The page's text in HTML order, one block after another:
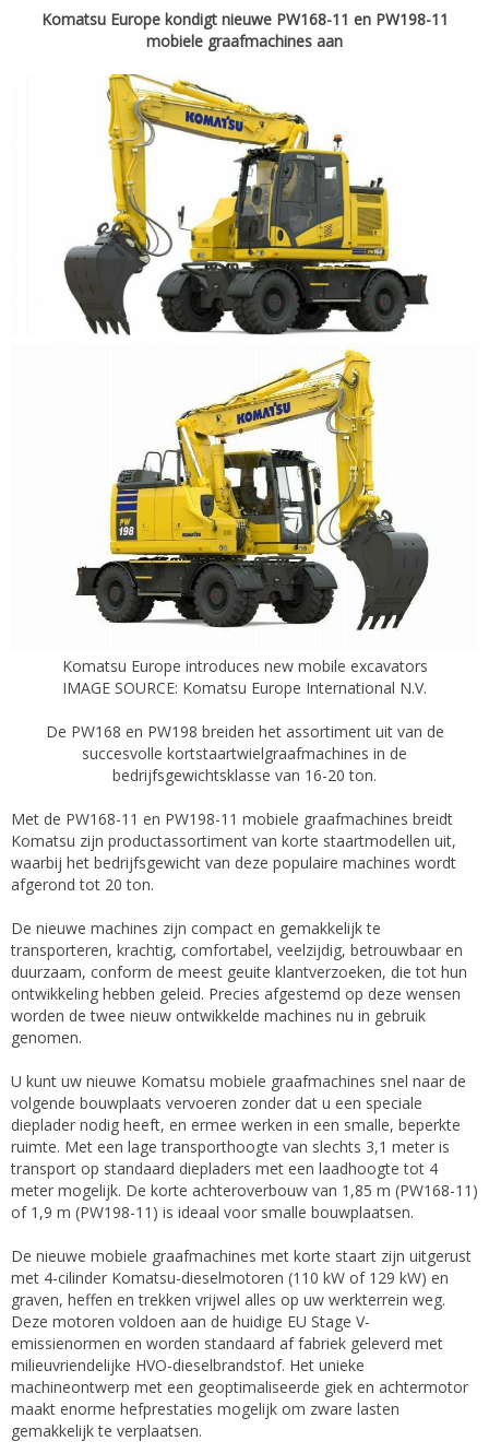
Komatsu Europe kondigt nieuwe PW168-11 en PW198-11
mobiele graafmachines aan
Komatsu Europe introduces new mobile excavators
IMAGE SOURCE: Komatsu Europe International N.V.​
De PW168 en PW198 breiden het assortiment uit van de
succesvolle kortstaartwielgraafmachines in de
bedrijfsgewichtsklasse van 16-20 ton.
Met de PW168-11 en PW198-11 mobiele graafmachines breidt
Komatsu zijn productassortiment van korte staartmodellen uit,
waarbij het bedrijfsgewicht van deze populaire machines wordt
afgerond tot 20 ton.
De nieuwe machines zijn compact en gemakkelijk te
transporteren, krachtig, comfortabel, veelzijdig, betrouwbaar en
duurzaam, conform de meest geuite klantverzoeken, die tot hun
ontwikkeling hebben geleid. Precies afgestemd op deze wensen
worden de twee nieuw ontwikkelde machines nu in gebruik
genomen.
U kunt uw nieuwe Komatsu mobiele graafmachines snel naar de
volgende bouwplaats vervoeren zonder dat u een speciale
dieplader nodig heeft, en ermee werken in een smalle, beperkte
ruimte. Met een lage transporthoogte van slechts 3,1 meter is
transport op standaard diepladers met een laadhoogte tot 4
meter mogelijk. De korte achteroverbouw van 1,85 m (PW168-11)
of 1,9 m (PW198-11) is ideaal voor smalle bouwplaatsen.
De nieuwe mobiele graafmachines met korte staart zijn uitgerust
met 4-cilinder Komatsu-dieselmotoren (110 kW of 129 kW) en
graven, heffen en trekken vrijwel alles op uw werkterrein weg.
Deze motoren voldoen aan de huidige EU Stage V-
emissienormen en worden standaard af fabriek geleverd met
milieuvriendelijke HVO-dieselbrandstof. Het unieke
machineontwerp met een geoptimaliseerde giek en achtermotor
maakt enorme hefprestaties mogelijk om zware lasten
gemakkelijk te verplaatsen.